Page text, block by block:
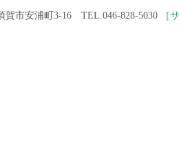
賀市安浦町3-16 TEL.046-828-5030 ［